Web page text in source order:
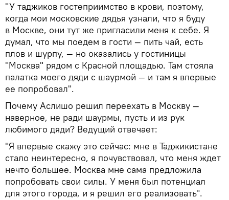
"У таджиков гостеприимство в крови, поэтому,
когда мои московские дядья узнали, что я буду
в Москве, они тут же пригласили меня к себе. Я
думал, что мы поедем в гости — пить чай, есть
плов и шурпу, — но оказались у гостиницы
"Москва" рядом с Красной площадью. Там стояла
палатка моего дяди с шаурмой — и там я впервые
ее попробовал".
Почему Аслишо решил переехать в Москву —
наверное, не ради шаурмы, пусть и из рук
любимого дяди? Ведущий отвечает:
"Я впервые скажу это сейчас: мне в Таджикистане
стало неинтересно, я почувствовал, что меня ждет
нечто большее. Москва мне сама предложила
попробовать свои силы. У меня был потенциал
для этого города, и я решил его реализовать".